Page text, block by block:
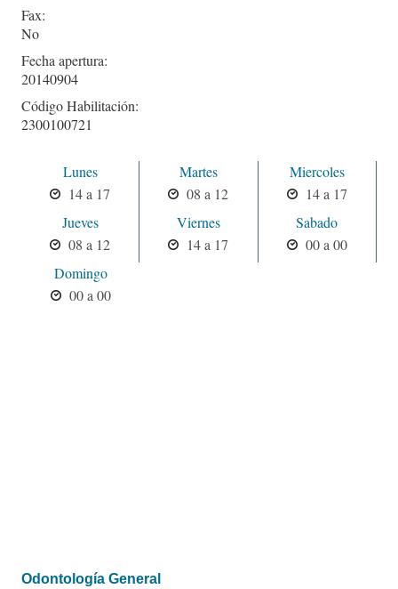
Fax:
No
Fecha apertura:
20140904
Código Habilitación:
2300100721
Lunes
14 a 17
Martes
08 a 12
Miercoles
14 a 17
Jueves
08 a 12
Viernes
14 a 17
Sabado
00 a 00
Domingo
00 a 00
Odontología General